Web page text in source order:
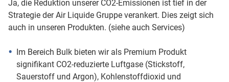
Ja, die Reduktion unserer CO2-Emissionen ist tief in der
Strategie der Air Liquide Gruppe verankert. Dies zeigt sich
auch in unseren Produkten. (siehe auch Services)
Im Bereich Bulk bieten wir als Premium Produkt
signifikant CO2-reduzierte Luftgase (Stickstoff,
Sauerstoff und Argon), Kohlenstoffdioxid und